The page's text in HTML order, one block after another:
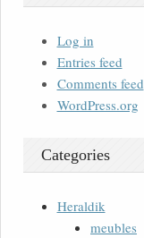
Log in
Entries feed
Comments feed
WordPress.org
Categories
Heraldik
meubles